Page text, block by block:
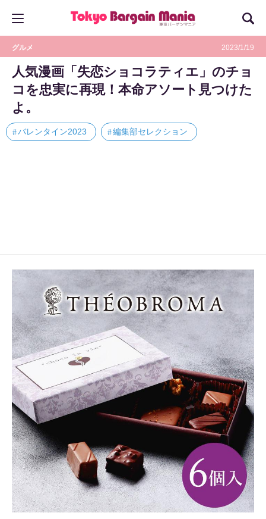
グルメ 2023/1/19
人気漫画「失恋ショコラティエ」のチョ
コを忠実に再現！本命アソート見つけた
よ。
バレンタイン2023 編集部セレクション